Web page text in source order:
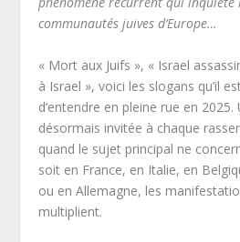
communautés juives d’Europe…
« Mort aux Juifs », « Israel
à Israel », voici les slogans qu’il
d’entendre en pleine rue en
désormais invitée à chaque
quand le sujet principal ne
soit en France, en Italie, en
ou en Allemagne, les
multiplient.